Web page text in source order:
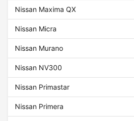
Nissan Maxima QX
Nissan Micra
Nissan Murano
Nissan NV300
Nissan Primastar
Nissan Primera